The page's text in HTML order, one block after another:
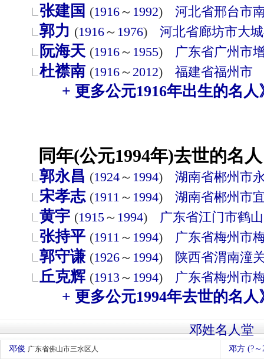
张建国 (1916～ 1992) 河北省邢台市
郭力 (1916～ 1976) 河北省廊坊市大
阮海天 (1916～ 1955) 广东省广州市
杜襟南 (1916～ 2012) 福建省福州市
+ 更多公元1916年出生的名人
同年(公元1994年)去世的名
郭永昌 (1924～ 1994) 湖南省郴州市
宋孝志 (1911 ～ 1994) 湖南省郴州市
黄宇 (1915～ 1994) 广东省江门市鹤山
张持平 (1911 ～ 1994) 广东省梅州市
郭守谦 (1926～ 1994) 陕西省渭南潼
丘克辉 (1913 ～ 1994) 广东省梅州市
+ 更多公元1994年去世的名人
邓姓名人堂
邓俊 广东省佛山市三水区人 邓方 (?